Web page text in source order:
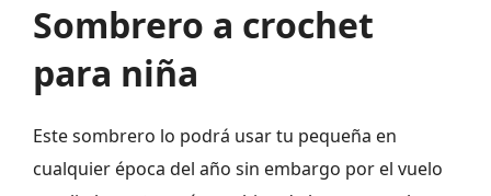
Sombrero a crochet
para niña
Este sombrero lo podrá usar tu pequeña en
cualquier época del año sin embargo por el vuelo